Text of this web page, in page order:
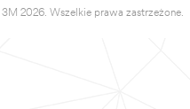
2026. Wszelkie prawa zastrzeżone.